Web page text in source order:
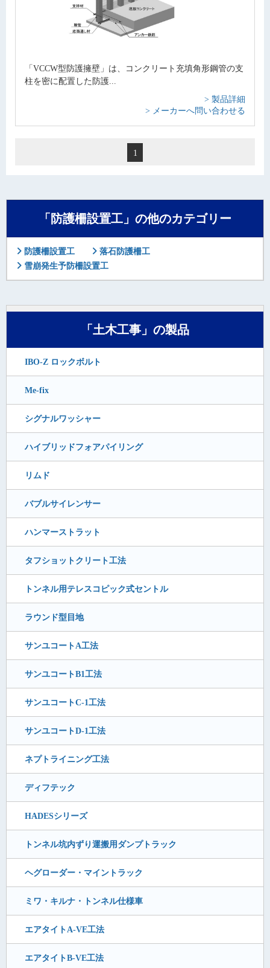
「VCCW型防護擁壁」は、コンクリート充填角形鋼管の支
柱を密に配置した防護...
> 製品詳細
> メーカーへ問い合わせる
1
「防護柵設置工」の他のカテゴリー
防護柵設置工
落石防護柵工
雪崩発生予防柵設置工
「土木工事」の製品
IBO-Z ロックボルト
Me-fix
シグナルワッシャー
ハイブリッドフォアパイリング
リムド
バブルサイレンサー
ハンマーストラット
タフショットクリート工法
トンネル用テレスコピック式セントル
ラウンド型目地
サンユコートA工法
サンユコートB1工法
サンユコートC-1工法
サンユコートD-1工法
ネプトライニング工法
ディフテック
HADESシリーズ
トンネル坑内ずり運搬用ダンプトラック
ヘグローダー・マイントラック
ミワ・キルナ・トンネル仕様車
エアタイトA-VE工法
エアタイトB-VE工法